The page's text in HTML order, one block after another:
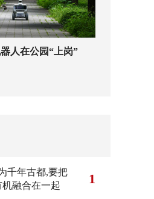
人在公园“上岗”
千年古都,要把
融合在一起
1